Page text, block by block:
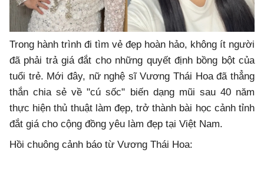
Trong hành trình đi tìm vẻ đẹp hoàn hảo, không ít người
đã phải trả giá đắt cho những quyết định bồng bột của
tuổi trẻ. Mới đây, nữ nghệ sĩ Vương Thái Hoa đã thẳng
thắn chia sẻ về "cú sốc" biến dạng mũi sau 40 năm
thực hiện thủ thuật làm đẹp, trở thành bài học cảnh tỉnh
đắt giá cho cộng đồng yêu làm đẹp tại Việt Nam.
Hồi chuông cảnh báo từ Vương Thái Hoa: